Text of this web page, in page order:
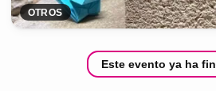
OTROS
Este evento ya ha